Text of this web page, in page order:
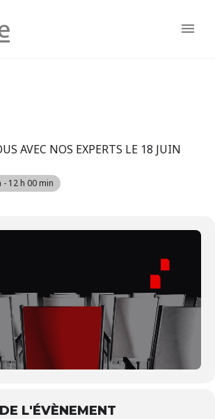
AVEC NOS EXPERTS LE 18 JUIN
- 12 h 00 min
L'ÉVÈNEMENT